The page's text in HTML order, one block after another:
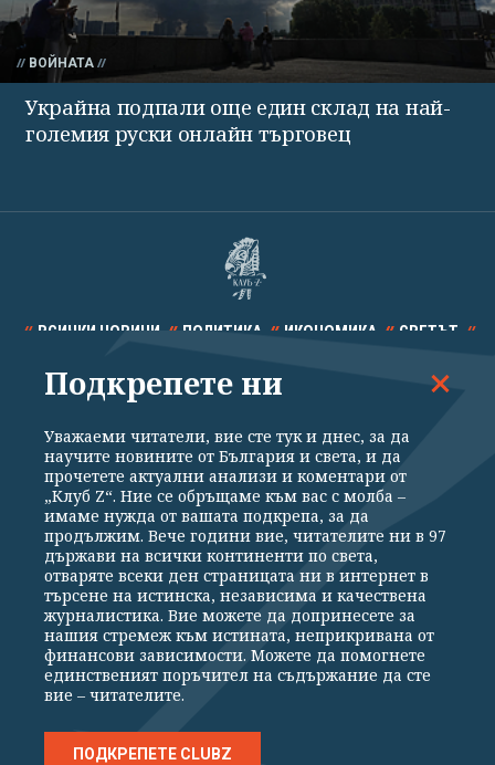
ВОЙНАТА
Украйна подпали още един склад на най-
големия руски онлайн търговец
ВСИЧКИ НОВИНИ ПОЛИТИКА ИКОНОМИКА СВЕТЪТ
СПОРТ КУЛТУРА ТЕХНОЛОГИИ КАЛЕЙДОСКОП
Общи условия
Политика за поверителност
Реклама
Партньори Контакти
За Клуб Z
Екип
Подкрепете ни
Издател на www.clubz.bg е „Клуб Зебра Медия“ ЕООД, София, ул. "Алеко
Константинов" 3. Всички права запазени 2026 „Клуб Зебра Медия“
Препечатването на материали, снимки и видео от www.clubz.bg без
разрешение ще бъде преследвано по съдебен път, съгласно
Подкрепете ни
Уважаеми читатели, вие сте тук и днес, за да
научите новините от България и света, и да
прочетете актуални анализи и коментари от
„Клуб Z“. Ние се обръщаме към вас с молба –
имаме нужда от вашата подкрепа, за да
продължим. Вече години вие, читателите ни в 97
държави на всички континенти по света,
отваряте всеки ден страницата ни в интернет в
търсене на истинска, независима и качествена
журналистика. Вие можете да допринесете за
нашия стремеж към истината, неприкривана от
финансови зависимости. Можете да помогнете
единственият поръчител на съдържание да сте
вие – читателите.
ПОДКРЕПЕТЕ CLUBZ